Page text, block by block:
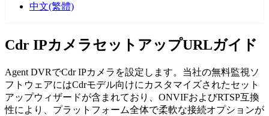
中文(繁體)
Cdr IPカメラセットアップURLガイド
Agent DVRでCdr IPカメラを設定します。当社の無料監視ソ
フトウェアにはCdrモデル向けにカスタマイズされたセット
アップウィザードが含まれており、ONVIFおよびRTSP互換
性により、プラットフォーム全体で柔軟な接続オプションが